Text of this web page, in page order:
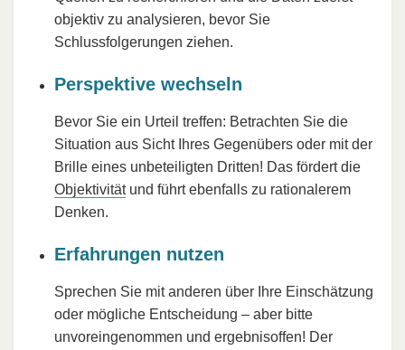
objektiv zu analysieren, bevor Sie
Schlussfolgerungen ziehen.
Perspektive wechseln
Bevor Sie ein Urteil treffen: Betrachten Sie die
Situation aus Sicht Ihres Gegenübers oder mit der
Brille eines unbeteiligten Dritten! Das fördert die
Objektivitätund führt ebenfalls zu rationalerem
Denken.
Erfahrungen nutzen
Sprechen Sie mit anderen über Ihre Einschätzung
oder mögliche Entscheidung – aber bitte
unvoreingenommen und ergebnisoffen! Der